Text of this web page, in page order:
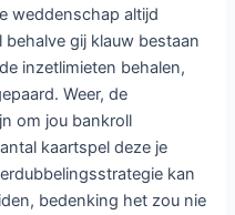
weddenschap altijd
behalve gij klauw bestaan
inzetlimieten behalen,
Weer, de
om jou bankroll
kaartspel deze je
kan
bedenking het zou nie